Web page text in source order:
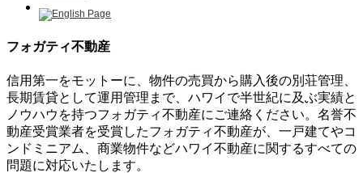
フォガティ不動産
信用第一をモットーに、物件の売買から購入後の別荘管理、
長期賃貸として運用管理まで、ハワイで半世紀に及ぶ実績と
ノウハウを持つフォガティ不動産にご連絡ください。名誉不
動産受賞業者を受賞したフォガティ不動産が、一戸建てやコ
ンドミニアム、商業物件などハワイ不動産に関するすべての
問題に対応いたします。